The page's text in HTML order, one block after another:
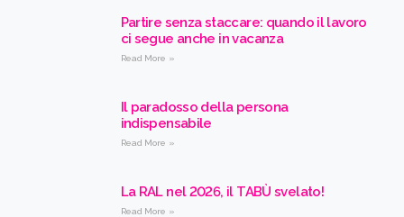
Partire senza staccare: quando il lavoro
ci segue anche in vacanza
Read More »
Il paradosso della persona
indispensabile
Read More »
La RAL nel 2026, il TABÙ svelato!
Read More »